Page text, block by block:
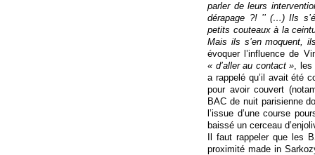
parler de leurs
dérapage ?! ’’ (…) Ils
petits couteaux à la
Mais ils s’en moquent,
évoquer l’influence de
« d’aller au contact », les
a rappelé qu’il avait été
pour avoir couvert
BAC de nuit parisienne
l’issue d’une course
baissé un cerceau
Il faut rappeler que les
proximité made in